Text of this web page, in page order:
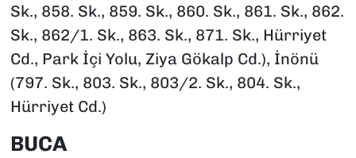
Sk., 858. Sk., 859. Sk., 860. Sk., 861. Sk., 862.
Sk., 862/1. Sk., 863. Sk., 871. Sk., Hürriyet
Cd., Park İçi Yolu, Ziya Gökalp Cd.), İnönü
(797. Sk., 803. Sk., 803/2. Sk., 804. Sk.,
Hürriyet Cd.)
BUCA